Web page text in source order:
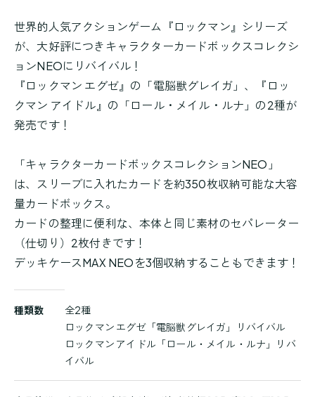
世界的人気アクションゲーム『ロックマン』シリーズ
が、大好評につきキャラクターカードボックスコレクシ
ョンNEOにリバイバル！
『ロックマン エグゼ』の「電脳獣グレイガ」、『ロッ
クマン アイドル』の「ロール・メイル・ルナ」の2種が
発売です！
「キャラクターカードボックスコレクションNEO」
は、スリーブに入れたカードを約350枚収納可能な大容
量カードボックス。
カードの整理に便利な、本体と同じ素材のセパレーター
（仕切り）2枚付きです！
デッキケースMAX NEOを3個収納することもできます！
品
種類数
全2種
ロックマン エグゼ「電脳獣グレイガ」リバイバル
ロックマン アイドル「ロール・メイル・ルナ」リバ
イバル